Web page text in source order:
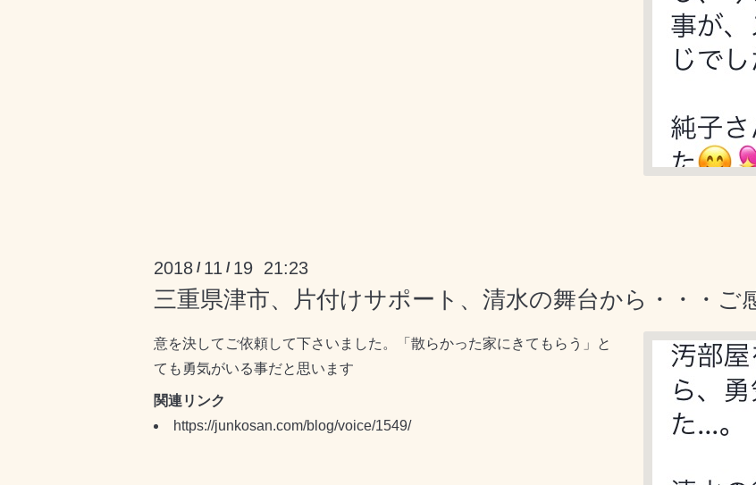
2018 / 11 / 19 21:23
三重県津市、片付けサポート、清水の舞台から・・・ご
意を決してご依頼して下さいました。「散らかった家にきてもらう」と
ても勇気がいる事だと思います
関連リンク
https://junkosan.com/blog/voice/1549/